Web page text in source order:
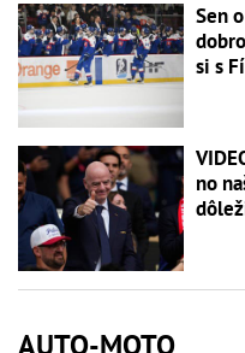
Sen
si s
no
AUTO-MOTO